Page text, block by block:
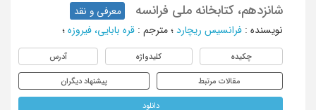
شانزدهم، کتابخانه ملی فرانسه
معرفی و نقد
نویسنده : فرانسیس ریچارد ؛ مترجم : قره بابایی، فیروزه ؛
چکیده کلیدواژه آدرس
مقالات مرتبط پیشنهاد دیگران
دانلود